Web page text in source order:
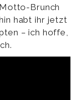
Brunch
habt ihr jetzt
– ich hoffe,